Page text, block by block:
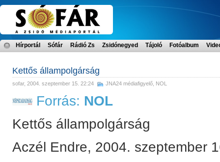
Hírportál Sófár Rádió Zs Zsidónegyed Tájoló Fotóalbum
Kettős állampolgárság
sofar, 2004. szeptember 15. 22:24 JNA24 médiafigyelő NOL
Forrás: NOL
Kettős állampolgárság
Aczél Endre, 2004. szeptember